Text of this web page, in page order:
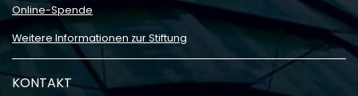
Online-Spende
Weitere Informationen zur Stiftung
KONTAKT